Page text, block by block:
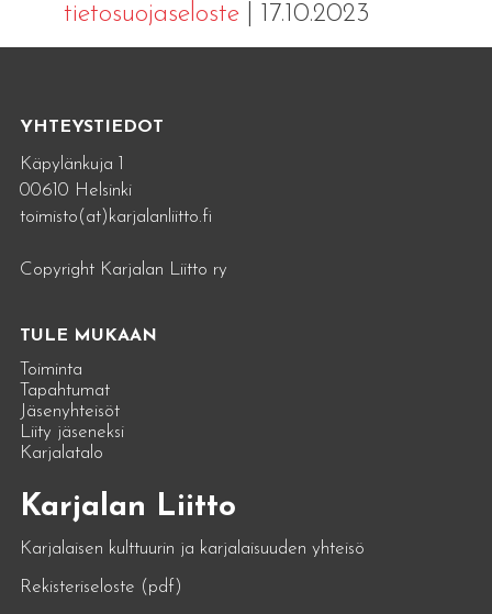
tietosuojaseloste| 17.10.2023
YHTEYSTIEDOT
Käpylänkuja 1
00610 Helsinki
toimisto(at)karjalanliitto.fi
Copyright Karjalan Liitto ry
TULE MUKAAN
Toiminta
Tapahtumat
Jäsenyhteisöt
Liity jäseneksi
Karjalatalo
Karjalan Liitto
Karjalaisen kulttuurin ja karjalaisuuden yhteisö
Rekisteriseloste (pdf)